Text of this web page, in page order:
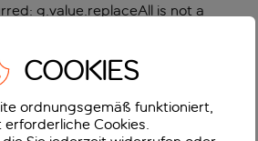
g.value.replaceAll is not a
COOKIES
ordnungsgemäß funktioniert,
Cookies.